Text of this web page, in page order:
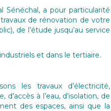
Sénéchal, a pour particularité
de rénovation de votre
de l’étude jusqu’au service
et dans le tertiaire.
les travaux d’électricité,
à l’eau, d’isolation, de
des espaces, ainsi que la